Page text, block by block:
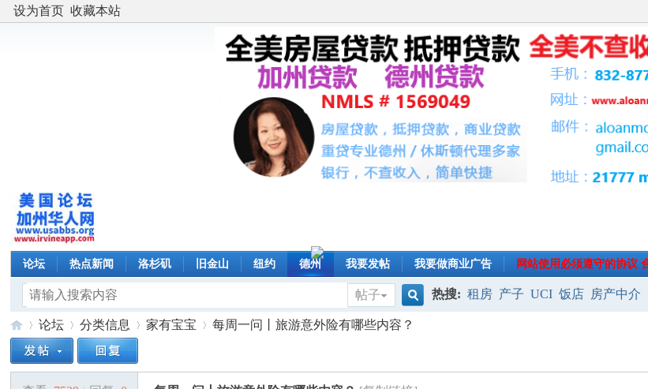
设为首页 收藏本站
论坛 热点新闻 洛杉矶 旧金山 纽约 德州 我要发帖 我要做商业广告 网站使用必须遵守的协议
帖子
搜
索
热搜: 租房 产子 UCI 饭店 房产中介
论坛 分类信息 家有宝宝 每周一问丨旅游意外险有哪些内容？